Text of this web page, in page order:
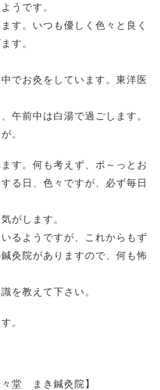
うです。
す。いつも優しく色々と良く
す。
でお灸をしています。東洋医
午前中は白湯で過ごします。
。
す。何も考えず、ボ～っとお
る日、色々ですが、必ず毎日
がします。
るようですが、これからもず
灸院がありますので、何も怖
を教えて下さい。
。
堂 まき鍼灸院】